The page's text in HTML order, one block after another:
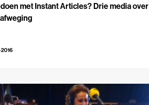
met Instant Articles? Drie media over
2016